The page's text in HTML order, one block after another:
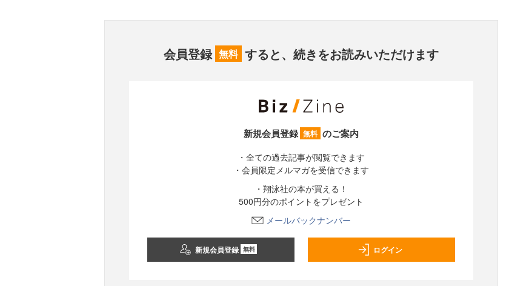
会員登録 無料 すると、続きをお読みいただけます
新規会員登録 無料 のご案内
・全ての過去記事が閲覧できます
・会員限定メルマガを受信できます
・翔泳社の本が買える！
500円分のポイントをプレゼント
メールバックナンバー
新規会員登録 無料 ログイン